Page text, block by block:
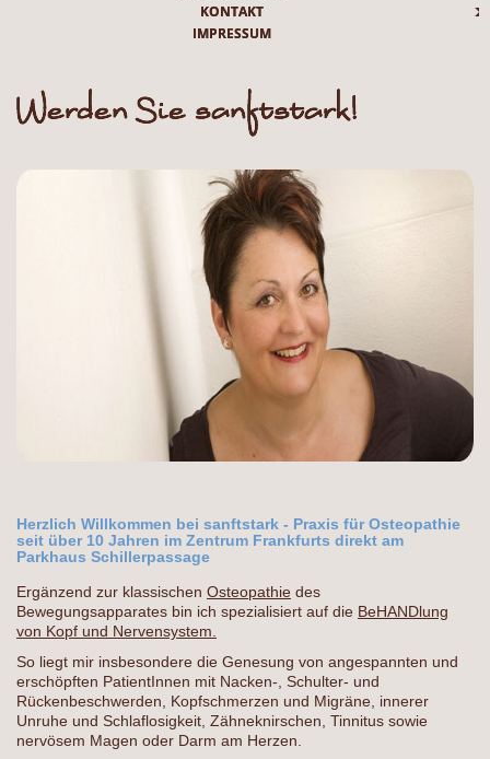
KONTAKT
IMPRESSUM
Herzlich Willkommen bei sanftstark - Praxis für Osteopathie
seit über 10 Jahren im Zentrum Frankfurts direkt am
Parkhaus Schillerpassage
Ergänzend zur klassischen Osteopathie des
Bewegungsapparates bin ich spezialisiert auf die BeHANDlung
von Kopf und Nervensystem.
So liegt mir insbesondere die Genesung von angespannten und
erschöpften PatientInnen mit Nacken-, Schulter- und
Rückenbeschwerden, Kopfschmerzen und Migräne, innerer
Unruhe und Schlaflosigkeit, Zähneknirschen, Tinnitus sowie
nervösem Magen oder Darm am Herzen.